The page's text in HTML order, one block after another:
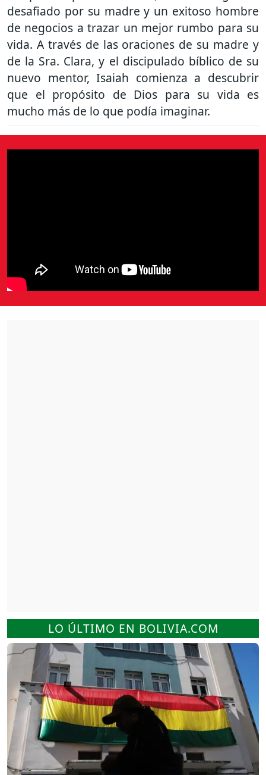
desafiado por su madre y un exitoso hombre
de negocios a trazar un mejor rumbo para su
vida. A través de las oraciones de su madre y
de la Sra. Clara, y el discipulado bíblico de su
nuevo mentor, Isaiah comienza a descubrir
que el propósito de Dios para su vida es
mucho más de lo que podía imaginar.
LO ÚLTIMO EN BOLIVIA.COM